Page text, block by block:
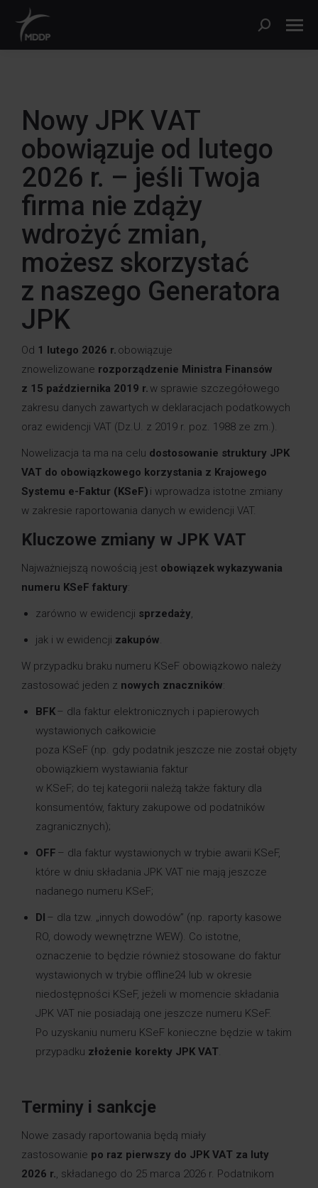
Nowy JPK VAT
obowiązuje od lutego
2026 r. – jeśli Twoja
firma nie zdąży
wdrożyć zmian,
możesz skorzystać
z naszego Generatora
JPK
Od 1 lutego 2026 r. obowiązuje
znowelizowane rozporządzenie Ministra Finansów
z 15 października 2019 r. w sprawie szczegółowego
zakresu danych zawartych w deklaracjach podatkowych
oraz ewidencji VAT (Dz.U. z 2019 r. poz. 1988 ze zm.).
Nowelizacja ta ma na celu dostosowanie struktury JPK
VAT do obowiązkowego korzystania z Krajowego
Systemu e-Faktur (KSeF) i wprowadza istotne zmiany
w zakresie raportowania danych w ewidencji VAT.
Kluczowe zmiany w JPK VAT
Najważniejszą nowością jest obowiązek wykazywania
numeru KSeF faktury:
zarówno w ewidencji sprzedaży,
jak i w ewidencji zakupów.
W przypadku braku numeru KSeF obowiązkowo należy
zastosować jeden z nowych znaczników:
BFK– dla faktur elektronicznych i papierowych
wystawionych całkowicie
poza KSeF (np. gdy podatnik jeszcze nie został objęty
obowiązkiem wystawiania faktur
w KSeF; do tej kategorii należą także faktury dla
konsumentów, faktury zakupowe od podatników
zagranicznych);
OFF – dla faktur wystawionych w trybie awarii KSeF,
które w dniu składania JPK VAT nie mają jeszcze
nadanego numeru KSeF;
DI – dla tzw. „innych dowodów” (np. raporty kasowe
RO, dowody wewnętrzne WEW). Co istotne,
oznaczenie to będzie również stosowane do faktur
wystawionych w trybie offline24 lub w okresie
niedostępności KSeF, jeżeli w momencie składania
JPK VAT nie posiadają one jeszcze numeru KSeF.
Po uzyskaniu numeru KSeF konieczne będzie w takim
przypadku złożenie korekty JPK VAT.
Terminy i sankcje
Nowe zasady raportowania będą miały
zastosowanie po raz pierwszy do JPK VAT za luty
2026 r., składanego do 25 marca 2026 r. Podatnikom